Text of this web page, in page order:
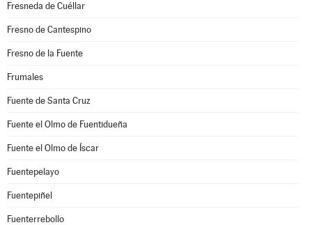
Fresneda de Cuéllar
Fresno de Cantespino
Fresno de la Fuente
Frumales
Fuente de Santa Cruz
Fuente el Olmo de Fuentidueña
Fuente el Olmo de Íscar
Fuentepelayo
Fuentepiñel
Fuenterrebollo